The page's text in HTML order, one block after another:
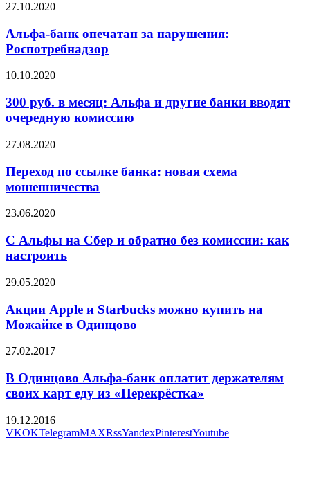
27.10.2020
Альфа-банк опечатан за нарушения:
Роспотребнадзор
10.10.2020
300 руб. в месяц: Альфа и другие банки вводят
очередную комиссию
27.08.2020
Переход по ссылке банка: новая схема
мошенничества
23.06.2020
С Альфы на Сбер и обратно без комиссии: как
настроить
29.05.2020
Акции Apple и Starbucks можно купить на
Можайке в Одинцово
27.02.2017
В Одинцово Альфа-банк оплатит держателям
своих карт еду из «Перекрёстка»
19.12.2016
VKOKTelegramMAXRssYandexPinterestYoutube